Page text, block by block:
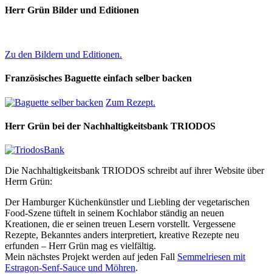
Herr Grün Bilder und Editionen
Zu den Bildern und Editionen.
Französisches Baguette einfach selber backen
Zum Rezept.
Herr Grün bei der Nachhaltigkeitsbank TRIODOS
Die Nachhaltigkeitsbank TRIODOS schreibt auf ihrer Website über
Herrn Grün:
Der Hamburger Küchenkünstler und Liebling der vegetarischen
Food-Szene tüftelt in seinem Kochlabor ständig an neuen
Kreationen, die er seinen treuen Lesern vorstellt. Vergessene
Rezepte, Bekanntes anders interpretiert, kreative Rezepte neu
erfunden – Herr Grün mag es vielfältig.
Mein nächstes Projekt werden auf jeden Fall Semmelriesen mit
Estragon-Senf-Sauce und Möhren.